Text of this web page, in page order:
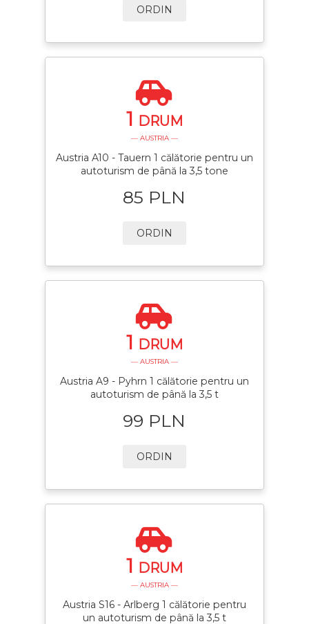
ORDIN
1 DRUM
— AUSTRIA —
Austria A10 - Tauern 1 călătorie pentru un
autoturism de până la 3,5 tone
85 PLN
ORDIN
1 DRUM
— AUSTRIA —
Austria A9 - Pyhrn 1 călătorie pentru un
autoturism de până la 3,5 t
99 PLN
ORDIN
1 DRUM
— AUSTRIA —
Austria S16 - Arlberg 1 călătorie pentru
un autoturism de până la 3,5 t